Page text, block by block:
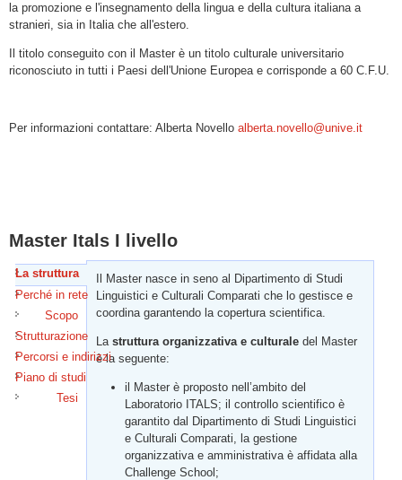
la promozione e l'insegnamento della lingua e della cultura italiana a
stranieri, sia in Italia che all'estero.
Il titolo conseguito con il Master è un titolo culturale universitario
riconosciuto in tutti i Paesi dell'Unione Europea e corrisponde a 60 C.F.U.
Per informazioni contattare: Alberta Novello alberta.novello@unive.it
Master Itals I livello
La struttura(scheda attiva)
Perché in rete
Scopo
Strutturazione
Percorsi e indirizzi
Piano di studi
Tesi
Il Master nasce in seno al Dipartimento di Studi
Linguistici e Culturali Comparati che lo gestisce e
coordina garantendo la copertura scientifica.
La struttura organizzativa e culturaledel Master
è la seguente:
il Master è proposto nell’ambito del
Laboratorio ITALS; il controllo scientifico è
garantito dal Dipartimento di Studi Linguistici
e Culturali Comparati, la gestione
organizzativa e amministrativa è affidata alla
Challenge School;